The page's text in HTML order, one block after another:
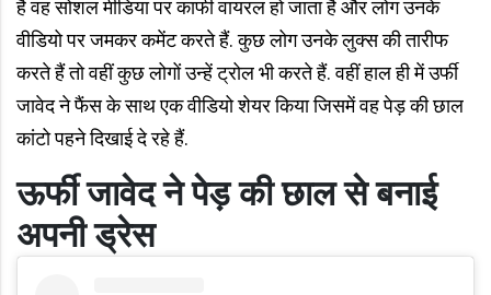
है वह सोशल मीडिया पर काफी वायरल हो जाता है और लोग उनके
वीडियो पर जमकर कमेंट करते हैं. कुछ लोग उनके लुक्स की तारीफ
करते हैं तो वहीं कुछ लोगों उन्हें ट्रोल भी करते हैं. वहीं हाल ही में उर्फी
जावेद ने फैंस के साथ एक वीडियो शेयर किया जिसमें वह पेड़ की छाल
कांटो पहने दिखाई दे रहे हैं.
ऊर्फी जावेद ने पेड़ की छाल से बनाई
अपनी ड्रेस